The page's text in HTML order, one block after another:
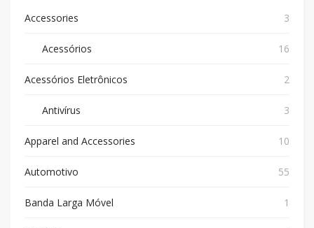
Accessories 3
Acessórios 16
Acessórios Eletrônicos 2
Antivírus 3
Apparel and Accessories 10
Automotivo 55
Banda Larga Móvel 1